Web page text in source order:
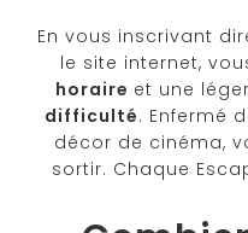
En vous inscrivant
le site internet,
horaire et une
difficulté. Enfermé
décor de cinéma,
sortir. Chaque